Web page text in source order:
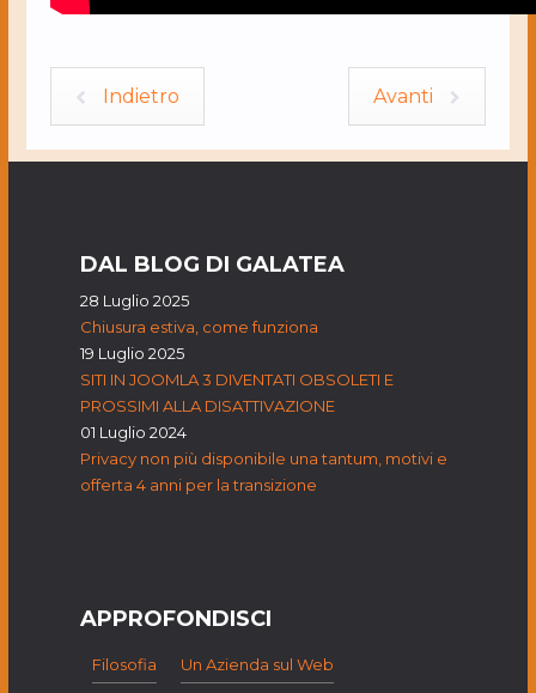
Indietro Avanti
DAL BLOG DI GALATEA
28 Luglio 2025
Chiusura estiva, come funziona
19 Luglio 2025
SITI IN JOOMLA 3 DIVENTATI OBSOLETI E
PROSSIMI ALLA DISATTIVAZIONE
01 Luglio 2024
Privacy non più disponibile una tantum, motivi e
offerta 4 anni per la transizione
APPROFONDISCI
Filosofia Un Azienda sul Web